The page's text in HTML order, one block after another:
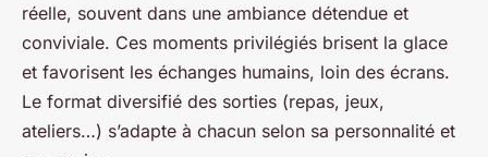
réelle, souvent dans une ambiance détendue et
conviviale. Ces moments privilégiés brisent la glace
et favorisent les échanges humains, loin des écrans.
Le format diversifié des sorties (repas, jeux,
ateliers…) s’adapte à chacun selon sa personnalité et